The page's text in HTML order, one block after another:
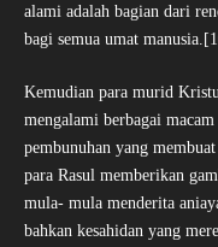
alami adalah bagian dari
bagi semua umat
Kemudian para murid
mengalami berbagai
pembunuhan yang
para Rasul memberikan
mula- mula menderita
bahkan kesahidan yang